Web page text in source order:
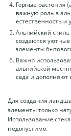
Горные растения
важную роль в
естественность и
Альпийский стиль
создаются уютные
элементы
Важно
альпийской
сада и дополняют
Для создания
элементы только
Использование
недопустимо.